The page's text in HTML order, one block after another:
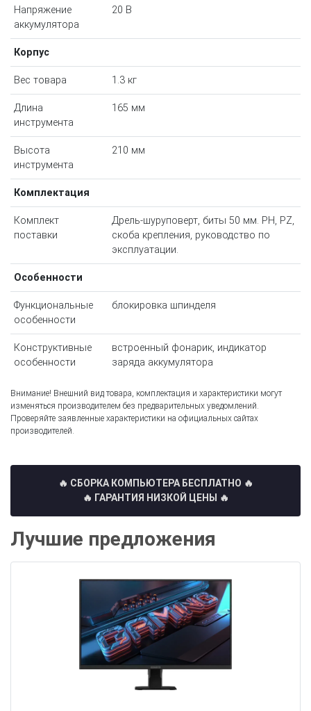
Напряжение
аккумулятора
20 В
Корпус
Вес товара 1.3 кг
Длина
инструмента
165 мм
Высота
инструмента
210 мм
Комплектация
Комплект
поставки
Дрель-шуруповерт, биты 50 мм. PH, PZ,
скоба крепления, руководство по
эксплуатации.
Особенности
Функциональные
особенности
блокировка шпинделя
Конструктивные
особенности
встроенный фонарик, индикатор
заряда аккумулятора
Внимание! Внешний вид товара, комплектация и характеристики могут
изменяться производителем без предварительных уведомлений.
Проверяйте заявленные характеристики на официальных сайтах
производителей.
🔥 СБОРКА КОМПЬЮТЕРА БЕСПЛАТНО 🔥
🔥 ГАРАНТИЯ НИЗКОЙ ЦЕНЫ 🔥
Лучшие предложения